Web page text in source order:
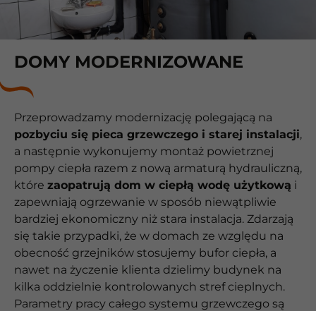
DOMY MODERNIZOWANE
Przeprowadzamy modernizację polegającą na
pozbyciu się pieca grzewczego i starej instalacji,
a następnie wykonujemy montaż powietrznej
pompy ciepła razem z nową armaturą hydrauliczną,
które zaopatrują dom w ciepłą wodę użytkową i
zapewniają ogrzewanie w sposób niewątpliwie
bardziej ekonomiczny niż stara instalacja. Zdarzają
się takie przypadki, że w domach ze względu na
obecność grzejników stosujemy bufor ciepła, a
nawet na życzenie klienta dzielimy budynek na
kilka oddzielnie kontrolowanych stref cieplnych.
Parametry pracy całego systemu grzewczego są